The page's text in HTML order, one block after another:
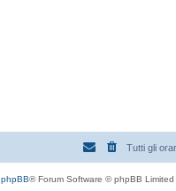
Tutti gli
phpBB® Forum Software © phpBB Limited